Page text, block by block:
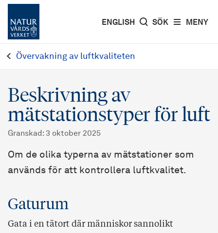
MENY
ENGLISH SÖK
Övervakning av luftkvaliteten
Beskrivning av
mätstationstyper för luft
Granskad : 3 oktober 2025
Om de olika typerna av mätstationer som
används för att kontrollera luftkvalitet.
Gaturum
Gata i en tätort där människor sannolikt